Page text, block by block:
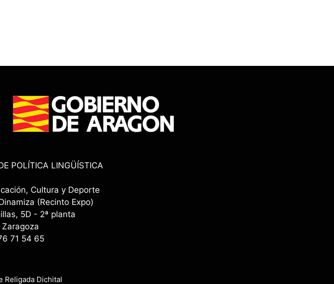
POLÍTICA LINGÜÍSTICA
Cultura y Deporte
(Recinto Expo)
5D - 2ª planta
71 54 65
Religada Dichital